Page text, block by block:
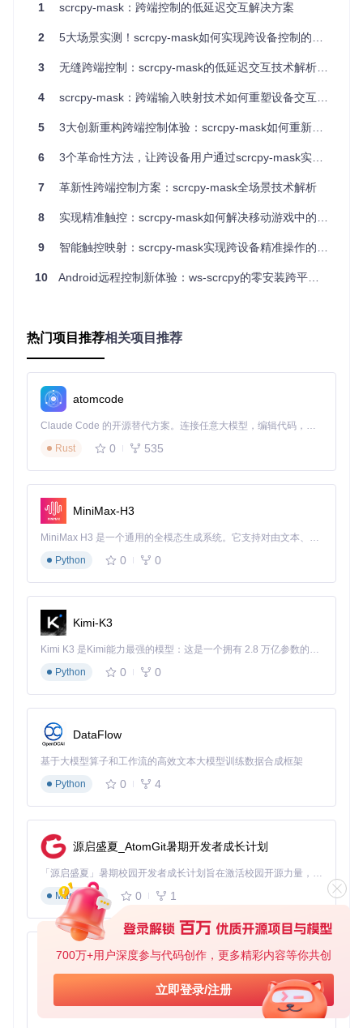
700万+用户深度参与代码创作，更多精彩内容等你共创
立即登录/注册
关键决策。这一选择背后蕴含着开发团队对多方面因素的综合
障。不同于JavaScript等解释型语言，Rust编译型的特性消除
境下，Rust实现的输入处理模块比Electron方案减少62%的CP
Tauri框架则为前端界面提供了轻量级的渲染方案。相比Electr
on动辄数百MB的包体积，Tauri将应用大小控制在极小范围
内，同时保持了Web技术栈的开发效率。这种组合使得scrcpy
-mask能够在性能和开发效率之间取得理想平衡。
于ADB协议实现设备发现与连接管理；输入转换层智能处理键
场景应用：从新手到高级玩家的全面指南
scrcpy-mask的强大之处在于其对不同使用场景的适应性。无
论你是初次接触跨端控制的新手，还是追求极致体验的高级用
户，都能找到适合自己的配置方案。
新手入门：生产力工具场景快速上手
对于初次使用的用户，生产力工具场景是理想的入门选择。只
需简单几步，你就能体验到跨端控制的便捷：
确保ADB工具已安装并添加到系统路径
通过git clone https://gitcode.com/gh_mirrors/
执行cargo build --release
推荐初始配置：
平滑延迟：40-60ms（平衡响应速度与操作连贯性）
启用"鼠标滚轮映射"功能，设置垂直滚动速度为1.5x
流畅体验。
高级玩家：游戏场景的极致优化
级配置选项：
开启手机"开发者选项"中的"USB调试"和"指针位置"显示
在应用设置中启用"游戏模式"以减少输入延迟
核心配置：
动作类游戏：平滑延迟80-100ms，步长延迟5-8ms
策略类游戏：平滑延迟50-70ms，步长延迟10-12ms
启用"模拟触摸压力"功能，增强游戏操作手感
高级玩家还可以利用脚本系统创建连招宏，通过单个按键触发
：采用优化参数后，游戏操作精度提升28%，
1 scrcpy-mask：跨端控制的低延迟交互解决方案
2 5大场景实测！scrcpy-mask如何实现跨设备控制的低延迟交互？
3 无缝跨端控制：scrcpy-mask的低延迟交互技术解析与实践指南
4 scrcpy-mask：跨端输入映射技术如何重塑设备交互体验？
5 3大创新重构跨端控制体验：scrcpy-mask如何重新定义设备交互
6 3个革命性方法，让跨设备用户通过scrcpy-mask实现无缝控制体验
7 革新性跨端控制方案：scrcpy-mask全场景技术解析
8 实现精准触控：scrcpy-mask如何解决移动游戏中的鼠标右键冲突难题
9 智能触控映射：scrcpy-mask实现跨设备精准操作的技术解析
10 Android远程控制新体验：ws-scrcpy的零安装跨平台方案
热门项目推荐相关项目推荐
atomcode
Claude Code 的开源替代方案。连接任意大模型，编辑代码，运行命令，自动验证 — 全自动执行。用 Rust 构建，极致性能。 ｜ An open-source alternative to Claude Code. Connect any LLM, edit code, run commands, and verify changes — autonomously. Built in Rust for speed. Get Started
Rust
0 535
MiniMax-H3
MiniMax H3 是一个通用的全模态生成系统。它支持对由文本、图像、视频和音频组成的多模态上下文进行统一理解，并能生成分辨率高达 2K、时长可达 15 秒的带原生立体声音频的视频。得益于面向任务泛化的系统设计，H3 在预训练阶段就已具备广泛的多模态上下文理解与生成能力，能够出色地执行复杂的多模态指令。
Python
0 0
Kimi-K3
Kimi K3 是Kimi能力最强的模型：这是一个拥有 2.8 万亿参数的混合专家（MoE）模型，具备原生视觉理解能力，并支持 100 万 token 的上下文窗口。
Python
0 0
DataFlow
基于大模型算子和工作流的高效文本大模型训练数据合成框架
Python
0 4
源启盛夏_AtomGit暑期开发者成长计划
「源启盛夏」暑期校园开发者成长计划旨在激活校园开源力量，通过积分激励、认证扶持、资源倾斜等形式，引导高校组织和开发者完成「入驻 — 建项目 — 做贡献 — 获认证 — 得资源」的完整闭环。无论你是想带领社团入驻平台的组织者，还是希望用代码贡献证明自己的开发者，都能在这里找到属于你的成长路径。
Markdown
0 1
py-xiaozhi
基于Python的Xiaozhi AI，适用于想要完整Xiaozhi体验而无需拥有专用硬件的用户。
Python
0 1